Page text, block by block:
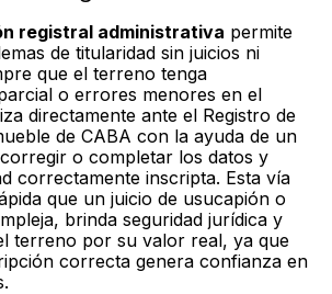
registral administrativa permite
de titularidad sin juicios ni
que el terreno tenga
o errores menores en el
directamente ante el Registro de
de CABA con la ayuda de un
o completar los datos y
correctamente inscripta. Esta vía
que un juicio de usucapión o
brinda seguridad jurídica y
terreno por su valor real, ya que
correcta genera confianza en